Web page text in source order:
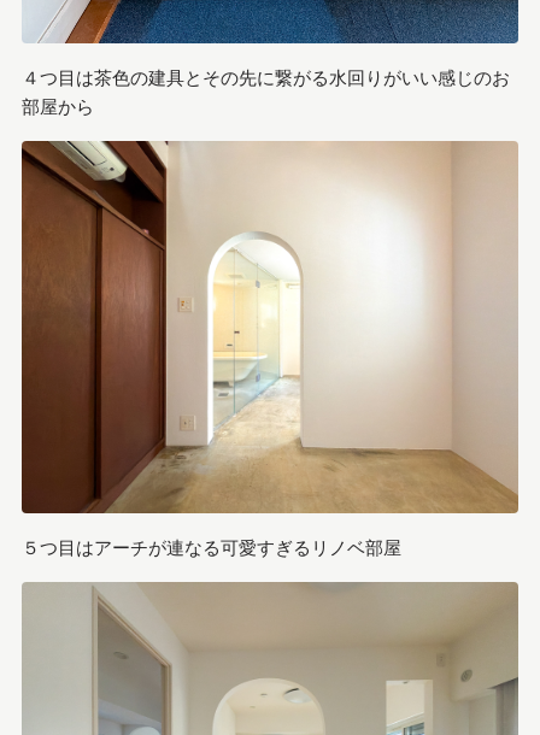
４つ目は茶色の建具とその先に繋がる水回りがいい感じのお
部屋から
５つ目はアーチが連なる可愛すぎるリノベ部屋